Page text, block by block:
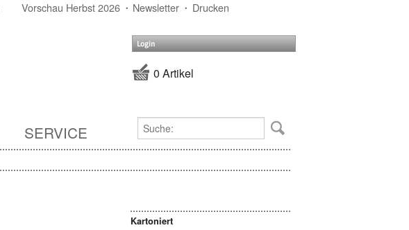
Vorschau Herbst 2026 Newsletter Drucken
Login
0 Artikel
SERVICE
Kartoniert